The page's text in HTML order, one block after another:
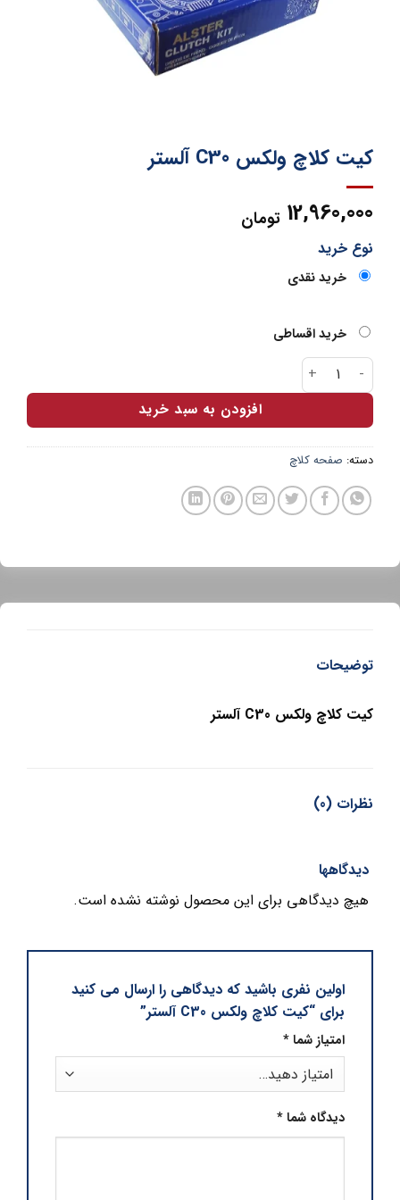
کیت کلاچ ولکس C30 آلستر
12,960,000 تومان
نوع خرید
خرید نقدی
خرید اقساطی
کیت کلاچ ولکس C30 آلستر عدد
افزودن به سبد خرید
دسته:صفحه کلاچ
توضیحات
کیت کلاچ ولکس C30 آلستر
نظرات (0)
دیدگاهها
هیچ دیدگاهی برای این محصول نوشته نشده است.
اولین نفری باشید که دیدگاهی را ارسال می کنید
برای “کیت کلاچ ولکس C30 آلستر”
امتیاز شما*
دیدگاه شما*